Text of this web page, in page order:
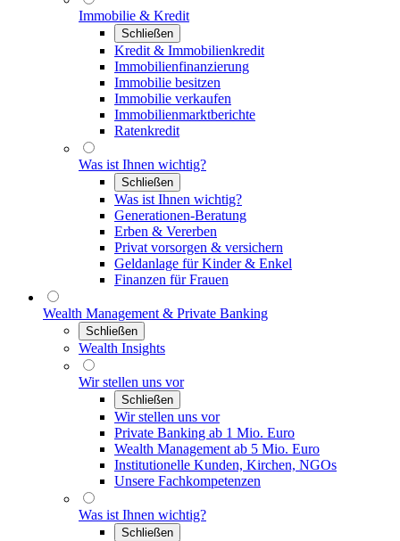
Immobilie & Kredit
Schließen
Kredit & Immobilienkredit
Immobilienfinanzierung
Immobilie besitzen
Immobilie verkaufen
Immobilienmarktberichte
Ratenkredit
Was ist Ihnen wichtig?
Schließen
Was ist Ihnen wichtig?
Generationen-Beratung
Erben & Vererben
Privat vorsorgen & versichern
Geldanlage für Kinder & Enkel
Finanzen für Frauen
Wealth Management & Private Banking
Schließen
Wealth Insights
Wir stellen uns vor
Schließen
Wir stellen uns vor
Private Banking ab 1 Mio. Euro
Wealth Management ab 5 Mio. Euro
Institutionelle Kunden, Kirchen, NGOs
Unsere Fachkompetenzen
Was ist Ihnen wichtig?
Schließen